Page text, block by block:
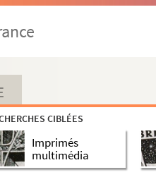
CIBLÉES
Imprimés
multimédia